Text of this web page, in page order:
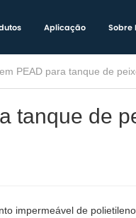
Aplicação Sobre
PEAD para tanque de
tanque de
impermeável de